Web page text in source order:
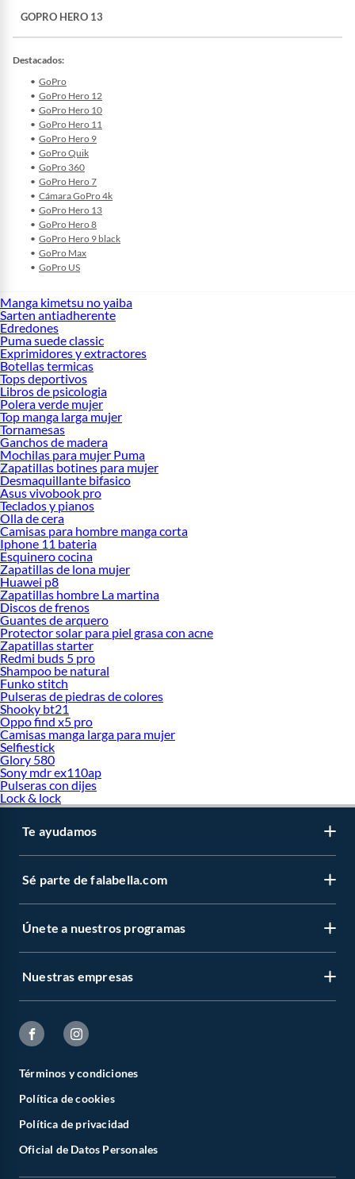
GOPRO HERO 13
Destacados:
GoPro
GoPro Hero 12
GoPro Hero 10
GoPro Hero 11
GoPro Hero 9
GoPro Quik
GoPro 360
GoPro Hero 7
Cámara GoPro 4k
GoPro Hero 13
GoPro Hero 8
GoPro Hero 9 black
GoPro Max
GoPro US
Manga kimetsu no yaiba
Sarten antiadherente
Edredones
Puma suede classic
Exprimidores y extractores
Botellas termicas
Tops deportivos
Libros de psicologia
Polera verde mujer
Top manga larga mujer
Tornamesas
Ganchos de madera
Mochilas para mujer Puma
Zapatillas botines para mujer
Desmaquillante bifasico
Asus vivobook pro
Teclados y pianos
Olla de cera
Camisas para hombre manga corta
Iphone 11 bateria
Esquinero cocina
Zapatillas de lona mujer
Huawei p8
Zapatillas hombre La martina
Discos de frenos
Guantes de arquero
Protector solar para piel grasa con acne
Zapatillas starter
Redmi buds 5 pro
Shampoo be natural
Funko stitch
Pulseras de piedras de colores
Shooky bt21
Oppo find x5 pro
Camisas manga larga para mujer
Selfiestick
Glory 580
Sony mdr ex110ap
Pulseras con dijes
Lock & lock
Te ayudamos
Sé parte de falabella.com
Únete a nuestros programas
Nuestras empresas
Términos y condiciones
Política de cookies
Política de privacidad
Oficial de Datos Personales